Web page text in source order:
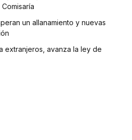
un allanamiento y nuevas
extranjeros, avanza la ley de